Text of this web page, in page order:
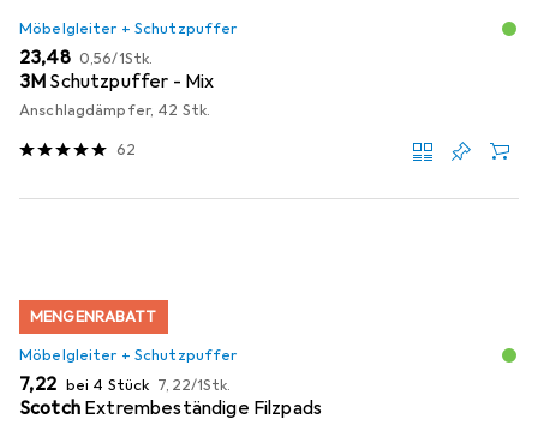
Möbelgleiter + Schutzpuffer
EUR
23,48 EUR
0,56/1Stk.
3M Schutzpuffer - Mix
Anschlagdämpfer, 42 Stk.
62
MENGENRABATT
Möbelgleiter + Schutzpuffer
EUR
7,22 bei 4 Stück EUR
7,22/1Stk.
Scotch Extrembeständige Filzpads